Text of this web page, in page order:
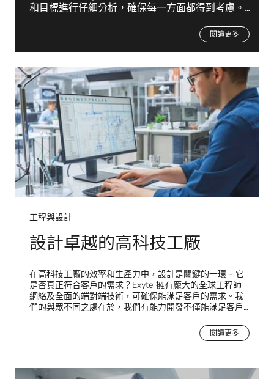
和目標進行仔細分析，確保每一方面都得到考慮。
估的總體規劃。這種詳細的方法可確保建立穩固的
設施基礎，即使是最複雜的專案也能成功。憑藉我
決方案，推動各行各業的進步和發展。
閱讀更多
工程與設計
設計卓越的高科技工廠
在高科技工廠的效率和生產力中，設計是關鍵的一環 - 它
是否真正符合客戶的需求？Exyte 擁有龐大的全球工程師
網絡及全面的端對端技術，可確保能滿足客戶的需求。我
們的與眾不同之處在於，我們有能力開發不僅能滿足客戶
化的工作流程無縫整合至客戶的生產設置中。從基礎與詳
細的工程設計，到成本效益最佳化與供應商評估，Exyte
閱讀更多